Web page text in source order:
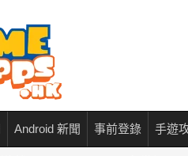
Android 新聞 事前登錄 手遊